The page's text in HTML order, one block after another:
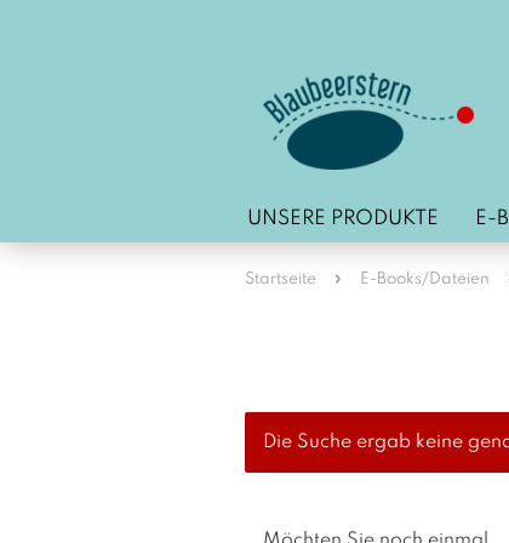
UNSERE PRODUKTE E-
Startseite » E-Books/Dateien
Die Suche ergab keine
MÖCHTEN